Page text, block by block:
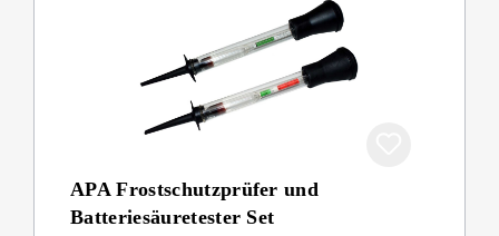
APA Frostschutzprüfer und
Batteriesäuretester Set